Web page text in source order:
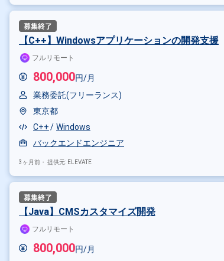
【C++】Windowsアプリケーションの開発支援
フルリモート
800,000円/月
業務委託(フリーランス)
東京都
C++
Windows
バックエンドエンジニア
3ヶ月前・ 提供元: ELEVATE
【Java】CMSカスタマイズ開発
フルリモート
800,000円/月